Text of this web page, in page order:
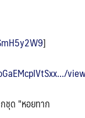
]
ชุด "หอยทาก